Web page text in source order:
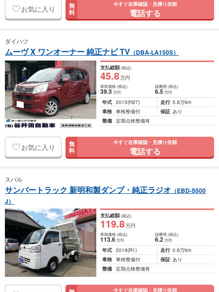
お気に入り 無
料
今すぐ在庫確認・見積り依頼
電話する
ダイハツ
ムーヴ X ワンオーナー 純正ナビ TV （DBA-LA150S）
支払総額(税込)
45.8万円
車両価格(税込)
39.3万円
諸費用 (税込)
6.5 万円
年式 2015(H27) 走行 5.8万km
車検 車検整備付 保証 あり
整備 定期点検整備有
お気に入り 無
料
今すぐ在庫確認・見積り依頼
電話する
スバル
サンバートラック 新明和製ダンプ・純正ラジオ （EBD-S500
J）
支払総額(税込)
119.8万円
車両価格(税込)
113.6万円
諸費用 (税込)
6.2 万円
年式 2019(R1) 走行 0.8万km
車検 車検整備付 保証 あり
整備 定期点検整備有
今すぐ在庫確認・見積り依頼